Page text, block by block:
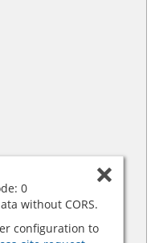
0
without CORS.
configuration to